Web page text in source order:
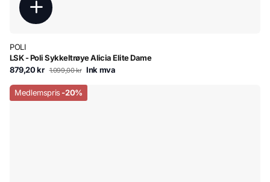
POLI
LSK - Poli Sykkeltrøye Alicia Elite Dame
879,20 kr 1.099,00 kr Ink mva
Medlemspris -20%